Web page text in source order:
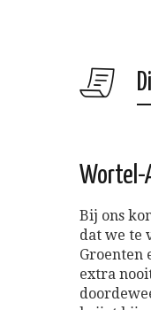
Wortel-
Bij ons
dat we te
Groenten
extra